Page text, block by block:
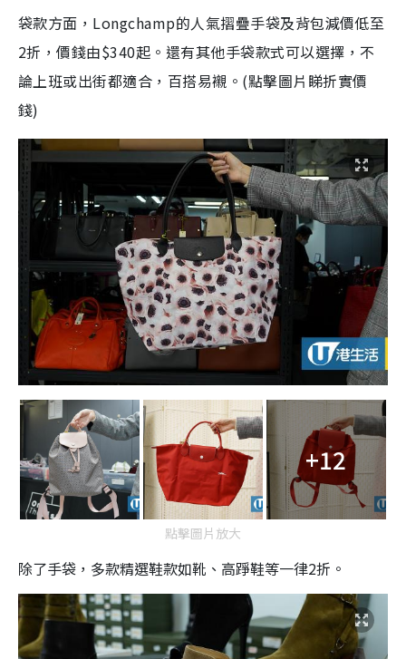
袋款方面，Longchamp的人氣摺疊手袋及背包減價低至
2折，價錢由$340起。還有其他手袋款式可以選擇，不
論上班或出街都適合，百搭易襯。(點擊圖片睇折實價
錢)
+12
點擊圖片放大
除了手袋，多款精選鞋款如靴、高踭鞋等一律2折。